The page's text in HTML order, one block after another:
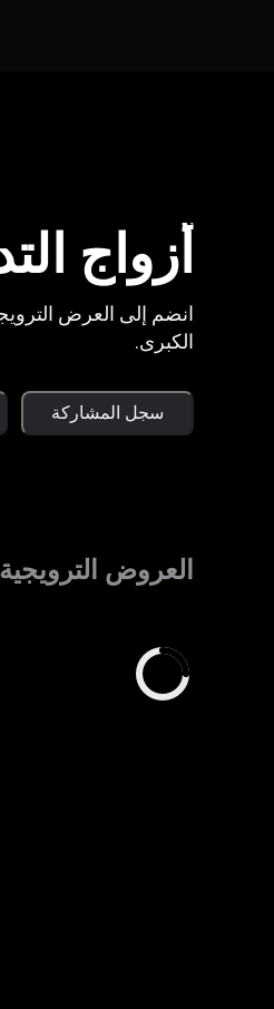
أزواج
انضم إلى العرض
الكبرى.
سجل المشاركة
العروض